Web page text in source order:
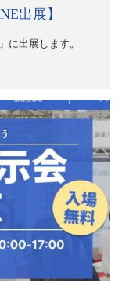
出展】
に出展します。